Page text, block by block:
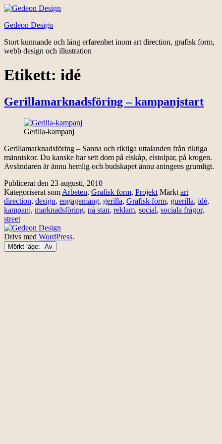
Hoppa
innehåll
Gedeon Design
Stort kunnande och lång erfarenhet inom art direction, grafisk form,
webb design och illustration
Etikett: idé
Gerillamarknadsföring – kampanjstart
Gerilla-kampanj
Gerillamarknadsföring – Sanna och riktiga uttalanden från riktiga
människor. Du kanske har sett dom på elskåp, elstolpar, på krogen.
Avsändaren är ännu hemlig och budskapet ännu aningens grumligt.
Publicerat den 23 augusti, 2010
Kategoriserat som Arbeten, Grafisk form, Projekt Märkt art
direction, design, engagemang, gerilla, Grafisk form, guerilla, idé,
kampanj, marknadsföring, på stan, reklam, social, sociala frågor,
street
Drivs med WordPress.
Mörkt läge: